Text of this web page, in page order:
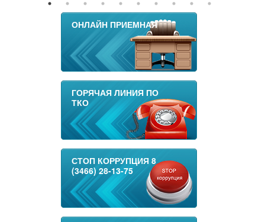
ОНЛАЙН ПРИЕМНАЯ
ГОРЯЧАЯ ЛИНИЯ ПО
ТКО
СТОП КОРРУПЦИЯ 8
(3466) 28-13-75